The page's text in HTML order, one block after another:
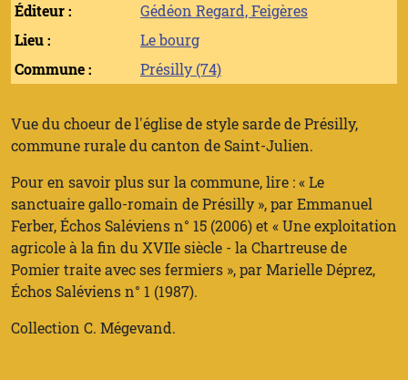
Éditeur :
Gédéon Regard, Feigères
Lieu :
Le bourg
Commune :
Présilly (74)
Vue du choeur de l'église de style sarde de Présilly,
commune rurale du canton de Saint-Julien.
Pour en savoir plus sur la commune, lire : « Le
sanctuaire gallo-romain de Présilly », par Emmanuel
Ferber, Échos Saléviens n° 15 (2006) et « Une exploitation
agricole à la fin du XVIIe siècle - la Chartreuse de
Pomier traite avec ses fermiers », par Marielle Déprez,
Échos Saléviens n° 1 (1987).
Collection C. Mégevand.